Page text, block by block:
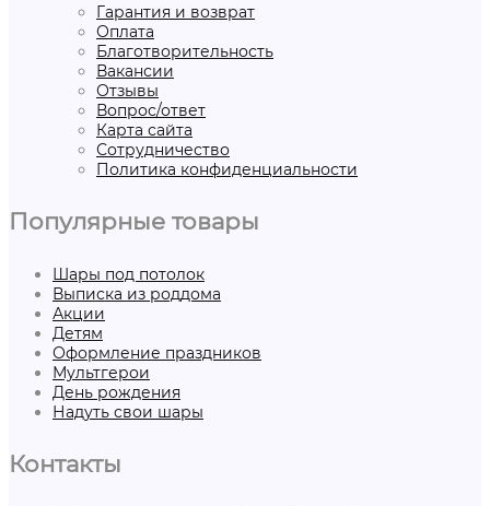
Гарантия и возврат
Оплата
Благотворительность
Вакансии
Отзывы
Вопрос/ответ
Карта сайта
Сотрудничество
Политика конфиденциальности
Популярные товары
Шары под потолок
Выписка из роддома
Акции
Детям
Оформление праздников
Мультгерои
День рождения
Надуть свои шары
Контакты